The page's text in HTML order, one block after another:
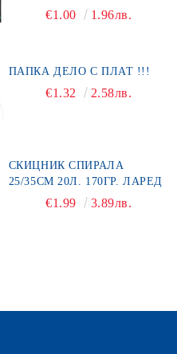
€1.00 1.96лв.
ПАПКА ДЕЛО С ПЛАТ !!!
€1.32 2.58лв.
СКИЦНИК СПИРАЛА
25/35СМ 20Л. 170ГР. ЛАРЕД
€1.99 3.89лв.